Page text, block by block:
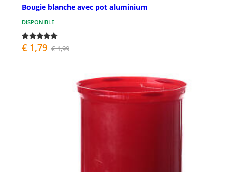
Bougie blanche avec pot aluminium
DISPONIBLE
€ 1,79 € 1,99